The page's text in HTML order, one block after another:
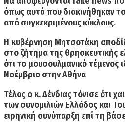
όπως αυτά που διακινήθηκαν
από συγκεκριμένους κύκλους.
Η κυβέρνηση Μητσοτάκη
στο ζήτημα της θρησκευτικής
ότι το μουσουλμανικό τέμενος
Νοέμβριο στην Αθήνα
Τέλος ο κ. Δένδιας τόνισε ότι
των συνομιλιών Ελλάδος και
ειρηνική συνύπαρξη επί τη